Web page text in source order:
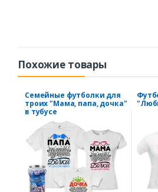
Похожие товары
Семейные футболки для
троих "Мама, папа, дочка"
в тубусе